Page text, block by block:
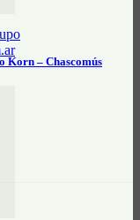
Korn – Chascomús